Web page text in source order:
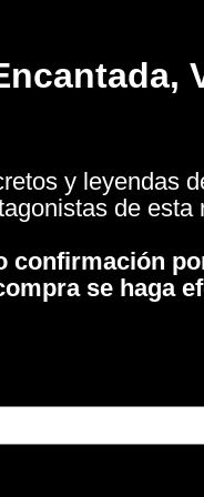
y leyendas
de esta
confirmación
se haga